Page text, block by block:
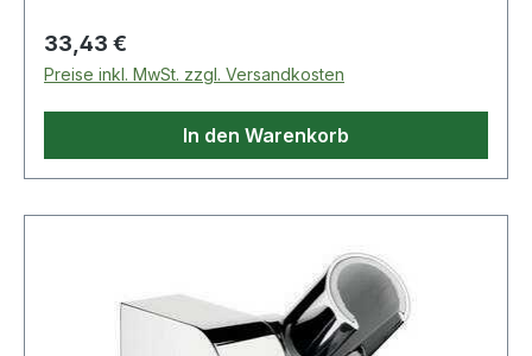
Regulärer Preis:
33,43 €
Preise inkl. MwSt. zzgl. Versandkosten
In den Warenkorb